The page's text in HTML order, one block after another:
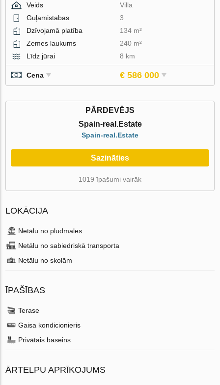
Veids
Villa
Guļamistabas
3
Dzīvojamā platība
134 m²
Zemes laukums
240 m²
Līdz jūrai
8 km
Cena € 586 000
PĀRDEVĒJS
Spain-real.Estate
Spain-real.Estate
Sazināties
1019 īpašumi vairāk
LOKĀCIJA
Netālu no pludmales
Netālu no sabiedriskā transporta
Netālu no skolām
ĪPAŠĪBAS
Terase
Gaisa kondicionieris
Privātais baseins
ĀRTELPU APRĪKOJUMS